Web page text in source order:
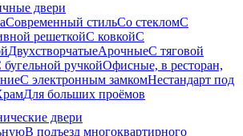
двери
Современный стильСо стекломС
решеткойС ковкойС
ДвухстворчатыеАрочныеС тяговой
бугельной ручкойОфисные, в ресторан,
С электронным замкомНестандарт под
Для больших проёмов
двери
В подъезд многоквартирного